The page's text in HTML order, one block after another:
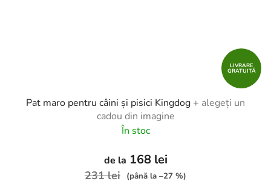
LIVRARE
GRATUITĂ
Pat maro pentru câini și pisici Kingdog + alegeți un
cadou din imagine
În stoc
de la 168 lei
231 lei (până la –27 %)